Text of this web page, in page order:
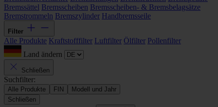
Bremssättel Bremsscheiben Bremsscheiben- & Bremsbelagsätze
Bremstrommeln Bremszylinder Handbremsseile
Filter
Alle Produkte Kraftstofffilter Luftfilter Ölfilter Pollenfilter
Land ändern
Schließen
Suchfilter:
Alle Produkte FIN
Modell und Jahr
Schließen